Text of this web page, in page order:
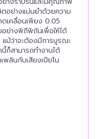
อย่างแม่นยำด้วยความ
เคลื่อนเพียง 0.05
อย่างพิถีพิถันเพื่อให้ได้
ม้ว่าจะต้องมีการบูรณะ
ก็สามารถทำงานได้
พลินกับเสียงเปียโน